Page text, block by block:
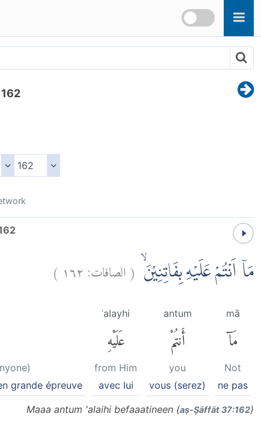
مَآ اَنْتُمْ عَلَيْهِ بِفَاتِنِيْنَۙ (الصافات:١٦٢ )
mā
مَآ
Not
ne pas
antum
أَنتُمْ
you
vous (serez)
ʿalayhi
عَلَيْهِ
from Him
avec lui
grande épreuve
Maaa antum 'alaihi befaaatineen (aṣ-Ṣāffāt 37:162)